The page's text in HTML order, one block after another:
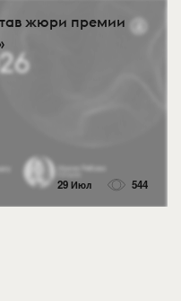
жюри премии
29 Июл 544